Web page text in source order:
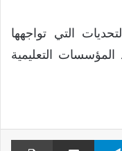
التي تواجهها
المؤسسات التعليمية
تيلقرام مشاركة عبر البريد